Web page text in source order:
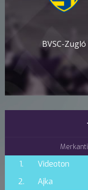
BVSC-Zugló
1. Videoton
2.
Ajka